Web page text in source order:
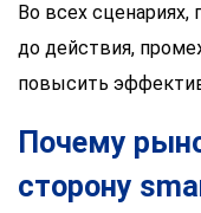
Во всех сценариях,
до действия,
повысить
Почему
сторону